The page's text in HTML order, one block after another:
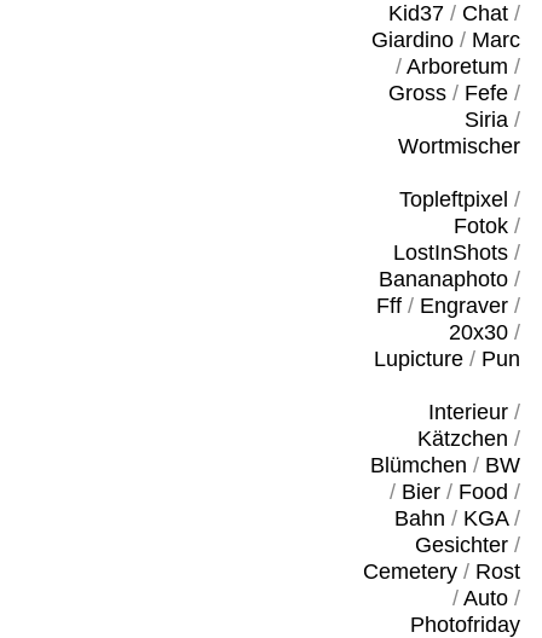
Kid37/ Chat/
Giardino/ Marc
/ Arboretum /
Gross/ Fefe/
Siria/
Wortmischer
Topleftpixel /
Fotok/
LostInShots/
Bananaphoto/
Fff/ Engraver/
20x30/
Lupicture/ Pun
Interieur/
Kätzchen /
Blümchen / BW
/ Bier/ Food /
Bahn / KGA/
Gesichter/
Cemetery/ Rost
/ Auto/
Photofriday